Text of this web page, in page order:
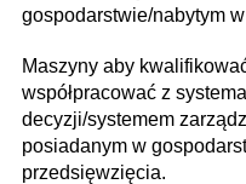
gospodarstwie/nabytym
Maszyny aby
współpracować z
decyzji/systemem
posiadanym w
przedsięwzięcia.